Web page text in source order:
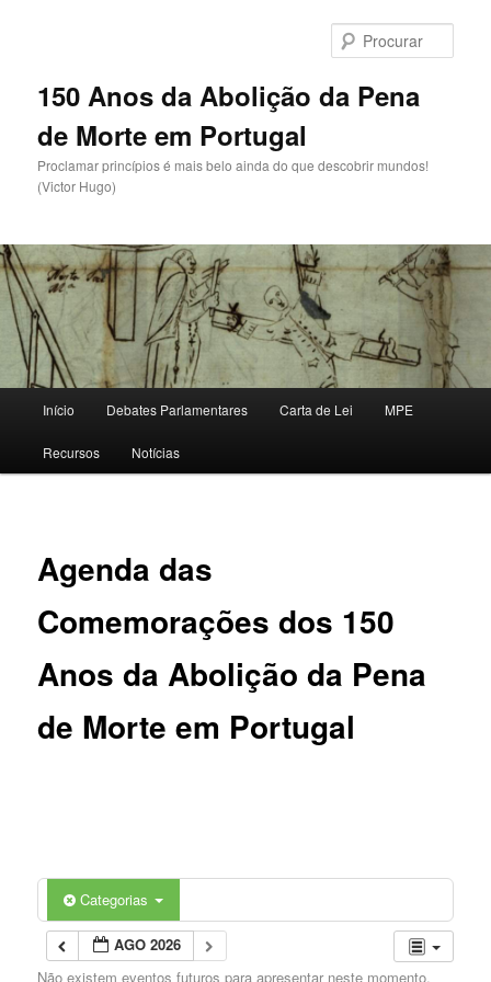
primário150 Anos da Abolição da Pena
de Morte em Portugal
Proclamar princípios é mais belo ainda do que descobrir mundos!
(Victor Hugo)
principal
Início Debates Parlamentares Carta de Lei MPE
Recursos Notícias
Agenda das
Comemorações dos 150
Anos da Abolição da Pena
de Morte em Portugal
Categorias
AGO 2026
Não existem eventos futuros para apresentar neste momento.